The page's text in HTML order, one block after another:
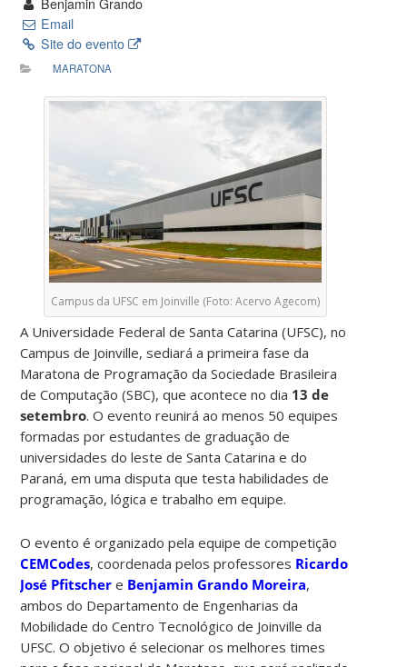
Email
Site do evento
MARATONA
Campus da UFSC em Joinville (Foto: Acervo Agecom)
A Universidade Federal de Santa Catarina (UFSC), no
Campus de Joinville, sediará a primeira fase da
Maratona de Programação da Sociedade Brasileira
de Computação (SBC), que acontece no dia 13 de
setembro. O evento reunirá ao menos 50 equipes
formadas por estudantes de graduação de
universidades do leste de Santa Catarina e do
Paraná, em uma disputa que testa habilidades de
programação, lógica e trabalho em equipe.
O evento é organizado pela equipe de competição
CEMCodes, coordenada pelos professores Ricardo
José Pfitscher e Benjamin Grando Moreira,
ambos do Departamento de Engenharias da
Mobilidade do Centro Tecnológico de Joinville da
UFSC. O objetivo é selecionar os melhores times